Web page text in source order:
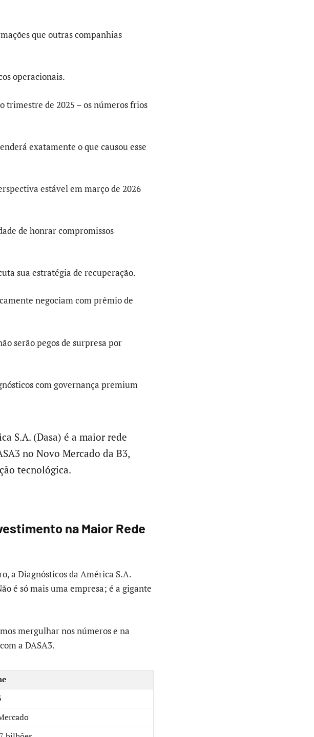
que outras companhias
operacionais.
trimestre de 2025 – os números frios
exatamente o que causou esse
estável em março de 2026
de honrar compromissos
sua estratégia de recuperação.
negociam com prêmio de
serão pegos de surpresa por
com governança premium
S.A. (Dasa) é a maior rede
no Novo Mercado da B3,
tecnológica.
na Maior Rede
a Diagnósticos da América S.A.
é só mais uma empresa; é a gigante
mergulhar nos números e na
a DASA3.